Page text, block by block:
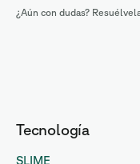
¿Aún con dudas?
Tecnología
SLIME